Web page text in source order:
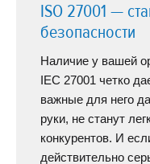
ISO 27001 —
безопасности
Наличие у вашей
IEC 27001 четко
важные для него
руки, не станут
конкурентов. И
действительно